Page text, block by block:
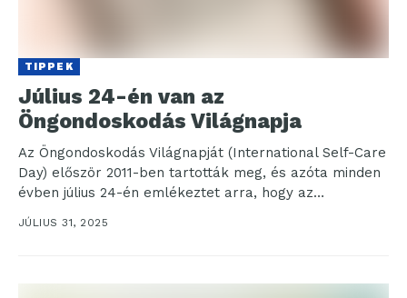
TIPPEK
Július 24-én van az
Öngondoskodás Világnapja
Az Öngondoskodás Világnapját (International Self-Care
Day) először 2011-ben tartották meg, és azóta minden
évben július 24-én emlékeztet arra, hogy az
öngondoskodásra a hét...
JÚLIUS 31, 2025